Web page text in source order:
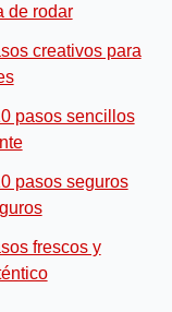
de rodar
creativos para
pasos sencillos
pasos seguros
frescos y